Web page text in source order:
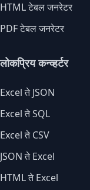
HTML टेबल जनरेटर
PDF टेबल जनरेटर
लोकप्रिय कन्व्हर्टर
Excel ते JSON
Excel ते SQL
Excel ते CSV
JSON ते Excel
HTML ते Excel